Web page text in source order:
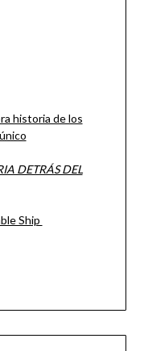
historia de los
DETRÁS DEL
Ship